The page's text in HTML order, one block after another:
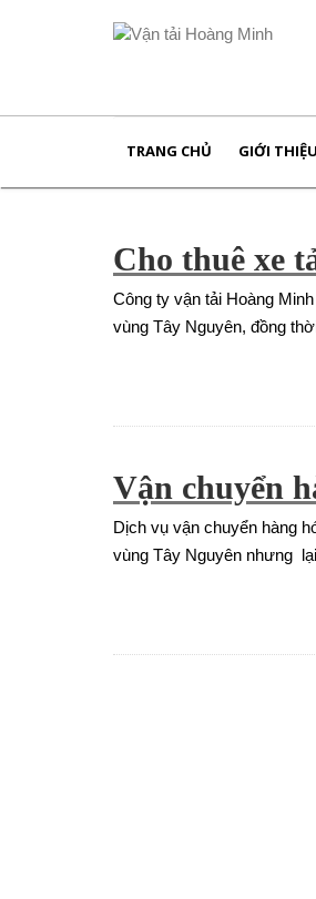
TRANG CHỦ GIỚI THIỆU
Cho thuê xe
Công ty vận tải Hoàng
vùng Tây Nguyên, đồng
Vận chuyển
Dịch vụ vận chuyển hàng
vùng Tây Nguyên nhưng